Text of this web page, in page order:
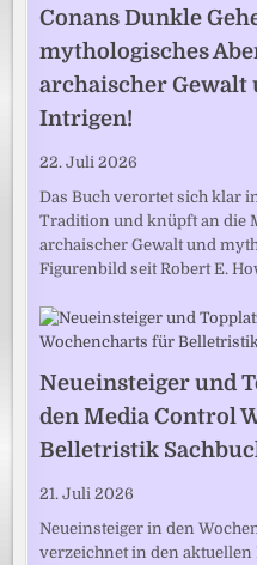
Conans Dunkle
mythologisches
archaischer Gewalt
Intrigen!
22. Juli 2026
Das Buch verortet sich klar
Tradition und knüpft an die
archaischer Gewalt und
Figurenbild seit Robert E.
Neueinsteiger und
den Media Control
Belletristik
21. Juli 2026
Neueinsteiger in den
verzeichnet in den aktuellen